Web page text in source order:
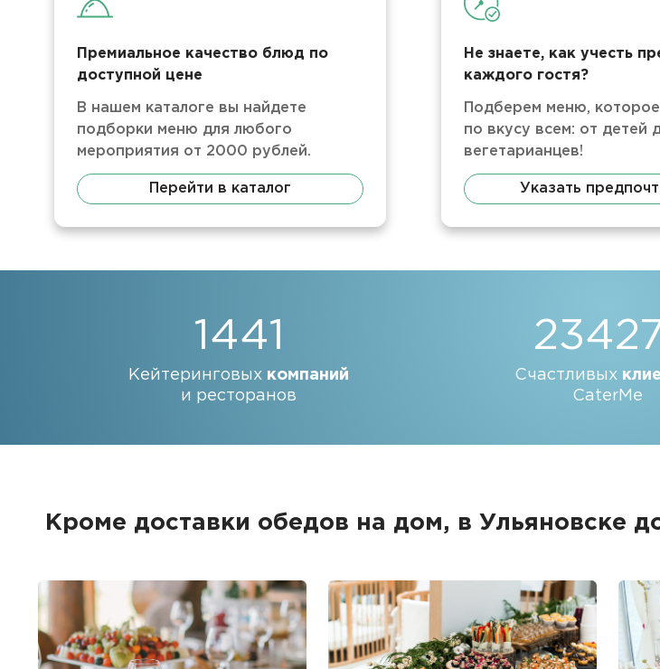
Премиальное качество блюд по
доступной цене
В нашем каталоге вы найдете
подборки меню для любого
мероприятия от 2000 рублей.
Перейти в каталог
Не знаете, как учесть
каждого гостя?
Подберем меню,
по вкусу всем: от детей
вегетарианцев!
Указать
1441
Кейтеринговых компаний
и ресторанов
Счастливых
CaterMe
Кроме доставки обедов на дом, в Ульяновске